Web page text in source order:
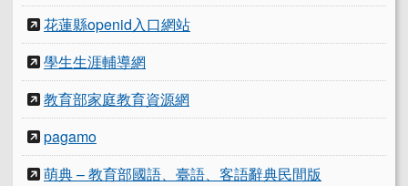
花蓮縣openid入口網站
學生生涯輔導網
教育部家庭教育資源網
pagamo
萌典 – 教育部國語、臺語、客語辭典民間版